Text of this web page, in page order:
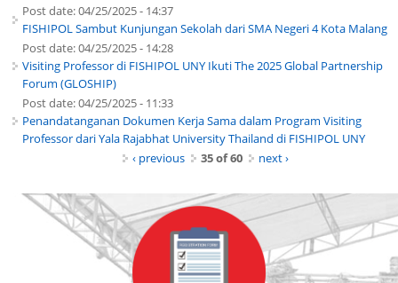
Post date:04/25/2025 - 14:37
FISHIPOL Sambut Kunjungan Sekolah dari SMA Negeri 4 Kota Malang
Post date:04/25/2025 - 14:28
Visiting Professor di FISHIPOL UNY Ikuti The 2025 Global Partnership
Forum (GLOSHIP)
Post date:04/25/2025 - 11:33
Penandatanganan Dokumen Kerja Sama dalam Program Visiting
Professor dari Yala Rajabhat University Thailand di FISHIPOL UNY
‹ previous
35 of 60 next ›